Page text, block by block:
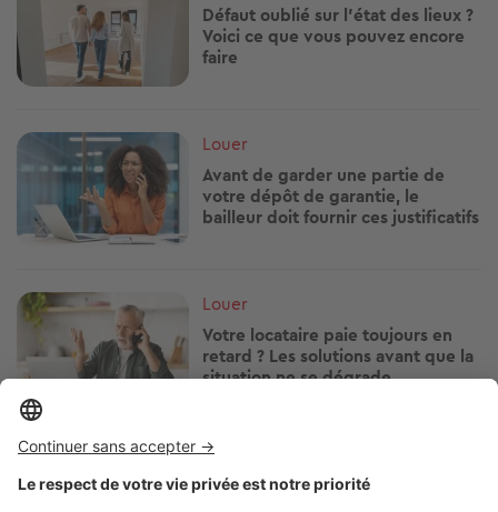
Défaut oublié sur l'état des lieux ?
Voici ce que vous pouvez encore
faire
Image
Louer
Avant de garder une partie de
votre dépôt de garantie, le
bailleur doit fournir ces justificatifs
Image
Louer
Votre locataire paie toujours en
retard ? Les solutions avant que la
situation ne se dégrade
Image
Louer